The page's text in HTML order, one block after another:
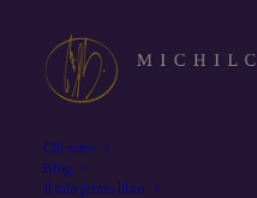
Chi sono
Blog
Il mio primo libro